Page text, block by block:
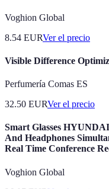
Voghion Global
8.54 EURVer el precio
Visible Difference
Perfumería Comas ES
32.50 EURVer el precio
Smart Glasses
And Headphones
Real Time Conference
Voghion Global